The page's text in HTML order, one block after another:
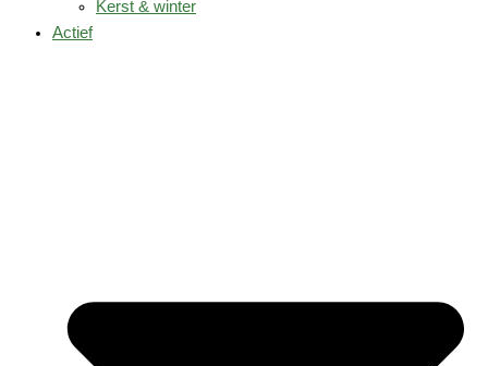
Kerst & winter
Actief